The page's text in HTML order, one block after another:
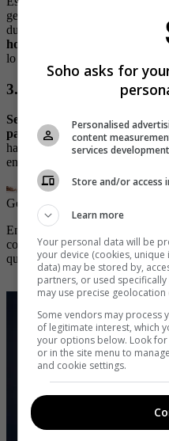
genera una unión de cuerpo
durante el acto. Para llevarla a
hombre con las piernas
lo que les permite quedar cara a
3. Flor de loto
Se trata de una de las
pasionales,
donde el hombre se
hacia los lados, cruzando los
encima y de frente mientras se
Getty Images
En esta posición los besos y las
complemento ideal para
quedar con las ganas de
Soho asks for
Personalised
content
services development
Store and/or access
Learn more
Your personal data will be
your device (cookies,
data) may be stored by,
partners, or used
may use precise geolocation
Some vendors may process
of legitimate interest, which
your options below. Look
or in the site menu to
and cookie settings.